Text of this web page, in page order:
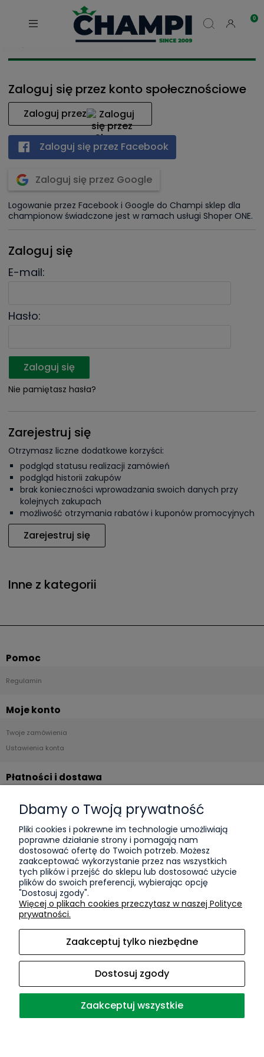
Zaloguj się przez konto społecznościowe
Zaloguj przez
Zaloguj się przez Facebook
Zaloguj się przez Google
Logowanie przez Facebook i Google do Champi sklep dla
championow świadczone jest w ramach usługi Shoper ONE.
Zaloguj się
E-mail:
Hasło:
Zaloguj się
Nie pamiętasz hasła?
Zarejestruj się
Otrzymasz liczne dodatkowe korzyści:
podgląd statusu realizacji zamówień
podgląd historii zakupów
brak konieczności wprowadzania swoich danych przy
kolejnych zakupach
możliwość otrzymania rabatów i kuponów promocyjnych
Zarejestruj się
Inne z kategorii
Pomoc
Regulamin
Moje konto
Twoje zamówienia
Ustawienia konta
Płatności i dostawa
Czas i koszty dostawy
Informacje
Polityka prywatności
O nas
Sport
Dbamy o Twoją prywatność
Pliki cookies i pokrewne im technologie umożliwiają
poprawne działanie strony i pomagają nam
dostosować ofertę do Twoich potrzeb. Możesz
zaakceptować wykorzystanie przez nas wszystkich
tych plików i przejść do sklepu lub dostosować użycie
plików do swoich preferencji, wybierając opcję
"Dostosuj zgody".
Więcej o plikach cookies przeczytasz w naszej Polityce
prywatności.
Zaakceptuj tylko niezbędne
Dostosuj zgody
Zaakceptuj wszystkie